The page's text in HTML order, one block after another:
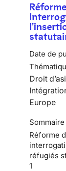
Date de
Droit
Europe
Sommaire
Réforme
réfugiés
1